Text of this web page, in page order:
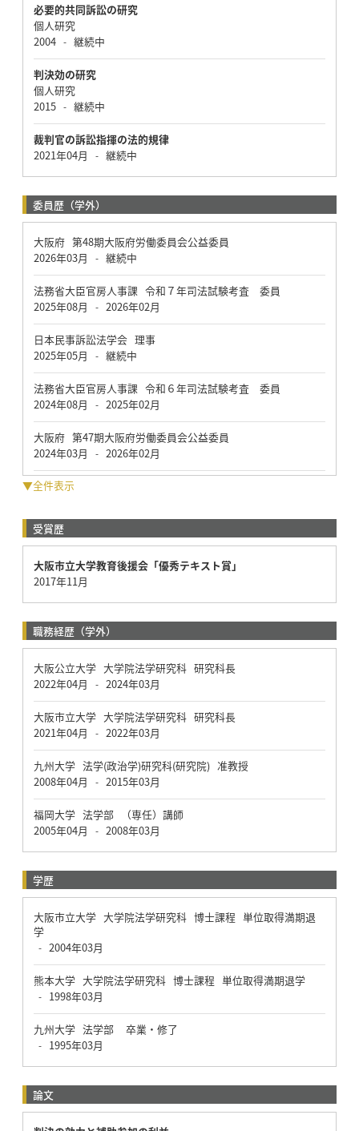
必要的共同訴訟の研究
個人研究
2004 - 継続中
判決効の研究
個人研究
2015 - 継続中
裁判官の訴訟指揮の法的規律
2021年04月
- 継続中
委員歴（学外）
大阪府 第48期大阪府労働委員会公益委員
2026年03月
- 継続中
法務省大臣官房人事課 令和７年司法試験考査 委員
2025年08月
- 2026年02月
日本民事訴訟法学会 理事
2025年05月
- 継続中
法務省大臣官房人事課 令和６年司法試験考査 委員
2024年08月
- 2025年02月
大阪府 第47期大阪府労働委員会公益委員
2024年03月
- 2026年02月
▼全件表示
受賞歴
大阪市立大学教育後援会「優秀テキスト賞」
2017年11月
職務経歴（学外）
大阪公立大学 大学院法学研究科 研究科長
2022年04月
- 2024年03月
大阪市立大学 大学院法学研究科 研究科長
2021年04月
- 2022年03月
九州大学 法学(政治学)研究科(研究院) 准教授
2008年04月
- 2015年03月
福岡大学 法学部 （専任）講師
2005年04月
- 2008年03月
学歴
大阪市立大学 大学院法学研究科 博士課程 単位取得満期退
学
- 2004年03月
熊本大学 大学院法学研究科 博士課程 単位取得満期退学
- 1998年03月
九州大学 法学部 卒業・修了
- 1995年03月
論文